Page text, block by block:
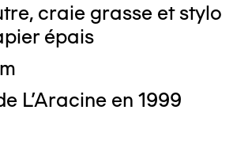
craie grasse et stylo
épais
L'Aracine en 1999